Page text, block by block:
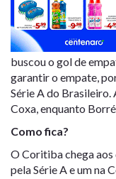
buscou o gol de
garantir o empate,
Série A do Brasileiro.
Coxa, enquanto
Como fica?
O Coritiba chega
pela Série A e um na